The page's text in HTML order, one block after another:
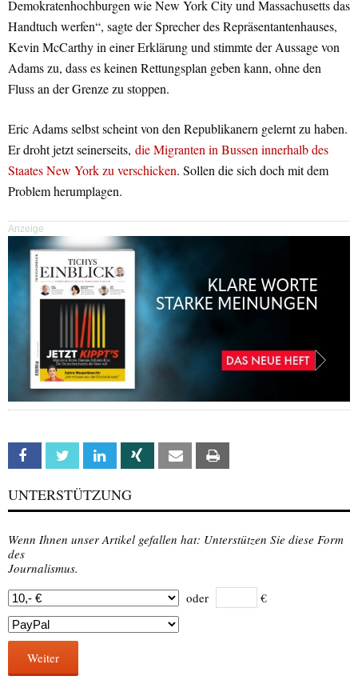
Demokratenhochburgen wie New York City und Massachusetts das
Handtuch werfen“, sagte der Sprecher des Repräsentantenhauses,
Kevin McCarthy in einer Erklärung und stimmte der Aussage von
Adams zu, dass es keinen Rettungsplan geben kann, ohne den
Fluss an der Grenze zu stoppen.
Eric Adams selbst scheint von den Republikanern gelernt zu haben.
Er droht jetzt seinerseits, die Migranten in Bussen innerhalb des
Staates New York zu verschicken. Sollen die sich doch mit dem
Problem herumplagen.
Anzeige
Facebook Twitter Linkedin Xing Email
UNTERSTÜTZUNG
Wenn Ihnen unser Artikel gefallen hat: Unterstützen Sie diese Form
des
Journalismus.
oder
€
Weiter